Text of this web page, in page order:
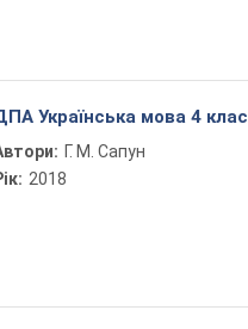
Українська мова 4 клас
Г. М. Сапун
2018